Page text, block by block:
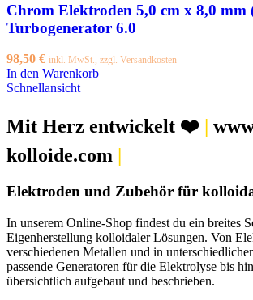
Chrom Elektroden 5,0 cm x 8,0 mm
Turbogenerator 6.0
98,50 € inkl. MwSt., zzgl. Versandkosten
In den Warenkorb
Schnellansicht
Mit Herz entwickelt ❤️
kolloide.com
Elektroden und Zubehör für
In unserem Online-Shop findest du ein breites
Eigenherstellung kolloidaler Lösungen. Von
verschiedenen Metallen und in
passende Generatoren für die Elektrolyse bis
übersichtlich aufgebaut und beschrieben.